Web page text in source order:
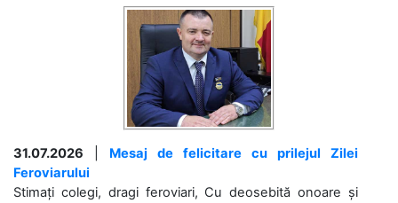
31.07.2026
Mesaj de felicitare cu prilejul Zilei
Feroviarului
Stimați colegi, dragi feroviari, Cu deosebită onoare și